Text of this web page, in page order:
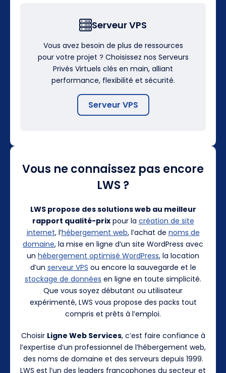
Serveur VPS
Vous avez besoin de plus de ressources
pour votre projet ? Choisissez nos Serveurs
Privés Virtuels clés en main, alliant
performance, flexibilité et sécurité.
Serveur VPS
Vous ne connaissez pas encore
LWS ?
LWS propose des solutions web au meilleur
rapport qualité-prixpour la création de site
internet, l’hébergement web, l’achat de noms de
domaine, la mise en ligne d’un site WordPress avec
un hébergement optimisé WordPress, la location
d’un serveur VPS ou encore la sauvegarde et le
stockage de données en ligne en toute simplicité.
Que vous soyez débutant ou utilisateur
expérimenté, LWS vous propose des packs tout
compris et prêts à l’emploi.
Choisir Ligne Web Services, c’est faire confiance à
l’expertise d’un professionnel de l’hébergement web,
des noms de domaine et des serveurs depuis 1999.
LWS est l’un des leaders francophones du secteur et